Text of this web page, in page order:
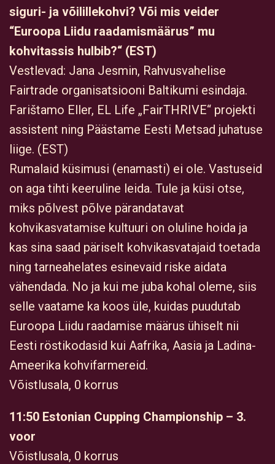
siguri- ja võilillekohvi? Või mis veider
“Euroopa Liidu raadamismäärus” mu
kohvitassis hulbib?“ (EST)
Vestlevad: Jana Jesmin, Rahvusvahelise
Fairtrade organisatsiooni Baltikumi esindaja.
Farištamo Eller, EL Life „FairTHRIVE“ projekti
assistent ning Päästame Eesti Metsad juhatuse
liige. (EST)
Rumalaid küsimusi (enamasti) ei ole. Vastuseid
on aga tihti keeruline leida. Tule ja küsi otse,
miks põlvest põlve pärandatavat
kohvikasvatamise kultuuri on oluline hoida ja
kas sina saad päriselt kohvikasvatajaid toetada
ning tarneahelates esinevaid riske aidata
vähendada. No ja kui me juba kohal oleme, siis
selle vaatame ka koos üle, kuidas puudutab
Euroopa Liidu raadamise määrus ühiselt nii
Eesti röstikodasid kui Aafrika, Aasia ja Ladina-
Ameerika kohvifarmereid.
Võistlusala, 0 korrus
11:50 Estonian Cupping Championship – 3.
voor
Võistlusala, 0 korrus